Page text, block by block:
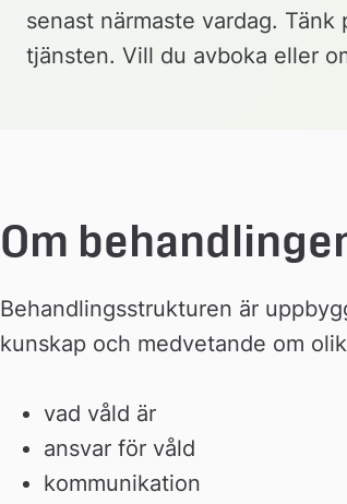
senast närmaste vardag.
tjänsten. Vill du avboka eller
Om
Behandlingsstrukturen är
kunskap och medvetande om
vad våld är
ansvar för våld
kommunikation